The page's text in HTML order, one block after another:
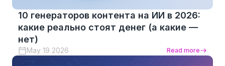
10 генераторов контента на ИИ в 2026:
какие реально стоят денег (а какие —
нет)
May 19 2026 Read more